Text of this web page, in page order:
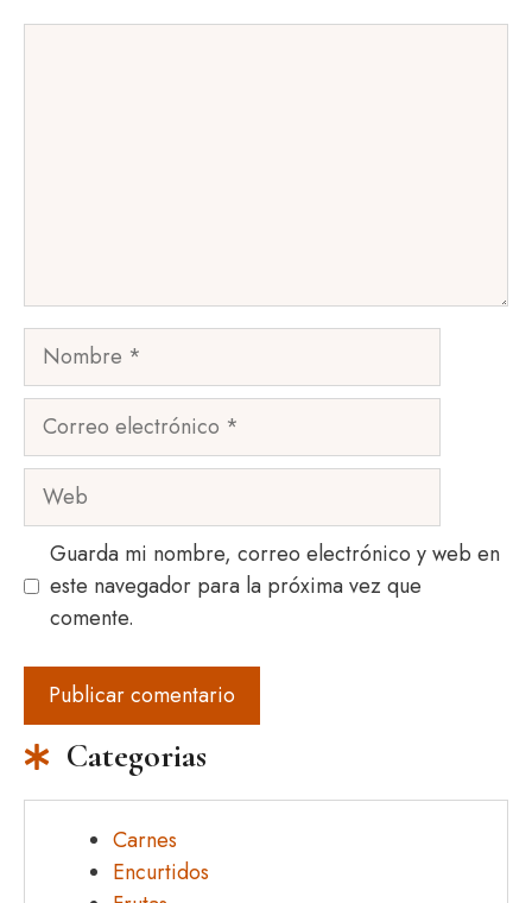
Nombre
Correo
Web
Guarda mi nombre, correo electrónico y web en
este navegador para la próxima vez que
comente.
Categorias
Carnes
Encurtidos